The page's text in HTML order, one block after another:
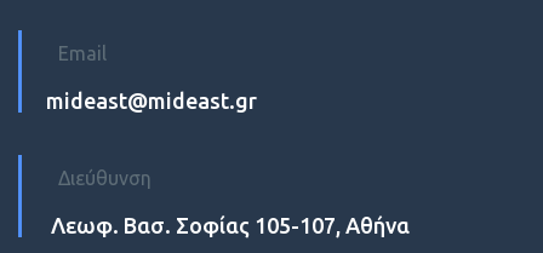
Email
mideast@mideast.gr
Διεύθυνση
Λεωφ. Βασ. Σοφίας 105-107, Αθήνα